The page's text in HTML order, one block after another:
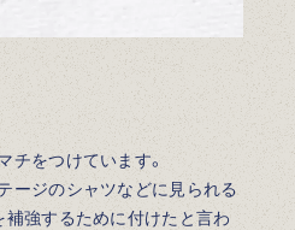
チをつけています。
ージのシャツなどに見られる
補強するために付けたと言わ